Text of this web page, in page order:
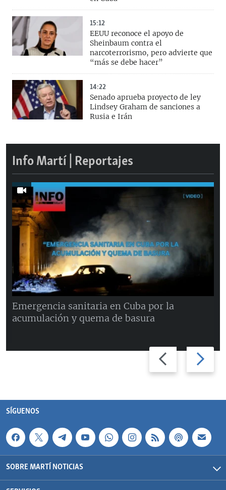
15:12
EEUU reconoce el apoyo de
Sheinbaum contra el
narcoterrorismo, pero advierte que
“más se debe hacer”
14:22
Senado aprueba proyecto de ley
Lindsey Graham de sanciones a
Rusia e Irán
Info Martí | Reportajes
Previous
slide
Next
slide
Emergencia sanitaria en Cuba por la
acumulación y quema de basura
SÍGUENOS
SOBRE MARTÍ NOTICIAS